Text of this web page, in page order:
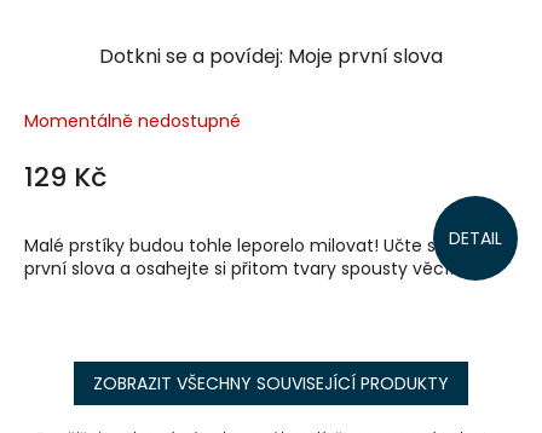
Dotkni se a povídej: Moje první slova
Momentálně nedostupné
129 Kč
DETAIL
Malé prstíky budou tohle leporelo milovat! Učte se svá
první slova a osahejte si přitom tvary spousty věcí!
ZOBRAZIT VŠECHNY SOUVISEJÍCÍ PRODUKTY